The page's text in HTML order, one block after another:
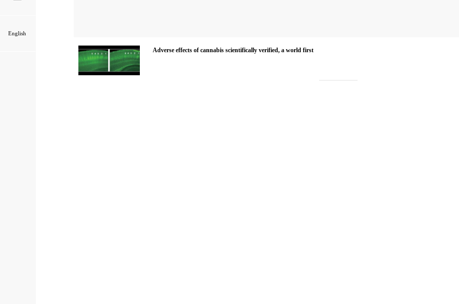
English
Adverse effects of cannabis scientifically verified, a world first